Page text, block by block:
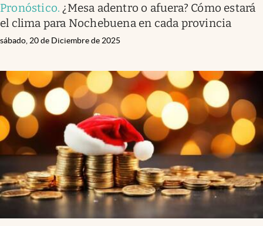
Pronóstico. ¿Mesa adentro o afuera? Cómo estará
el clima para Nochebuena en cada provincia
sábado, 20 de Diciembre de 2025